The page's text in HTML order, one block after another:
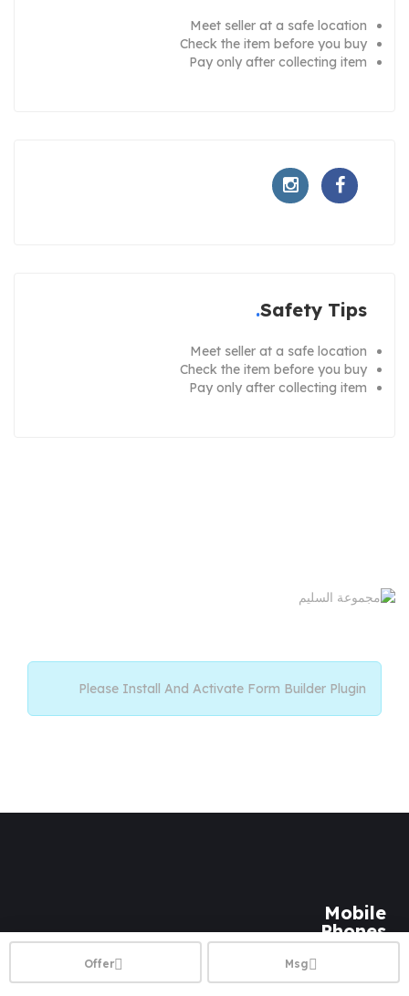
Meet seller at a safe location
Check the item before you buy
Pay only after collecting item
Safety Tips
Meet seller at a safe location
Check the item before you buy
Pay only after collecting item
Please Install And Activate Form Builder Plugin
Mobile
Phones
Msg
Offer